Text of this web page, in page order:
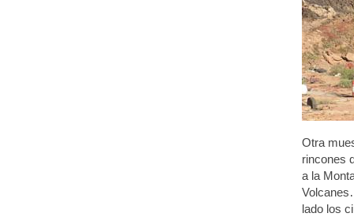
Otra
rincones
a la
lado los